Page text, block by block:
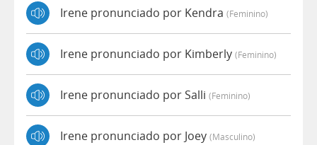
Irene pronunciado por Kendra (feminino)
Irene pronunciado por Kimberly (feminino)
Irene pronunciado por Salli (feminino)
Irene pronunciado por Joey (masculino)